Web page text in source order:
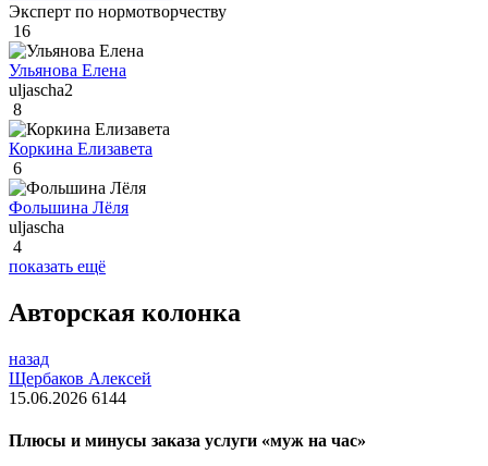
Эксперт по нормотворчеству
16
Ульянова Елена
uljascha2
8
Коркина Елизавета
6
Фольшина Лёля
uljascha
4
показать ещё
Авторская колонка
назад
Щербаков Алексей
15.06.2026 6144
Плюсы и минусы заказа услуги «муж на час»